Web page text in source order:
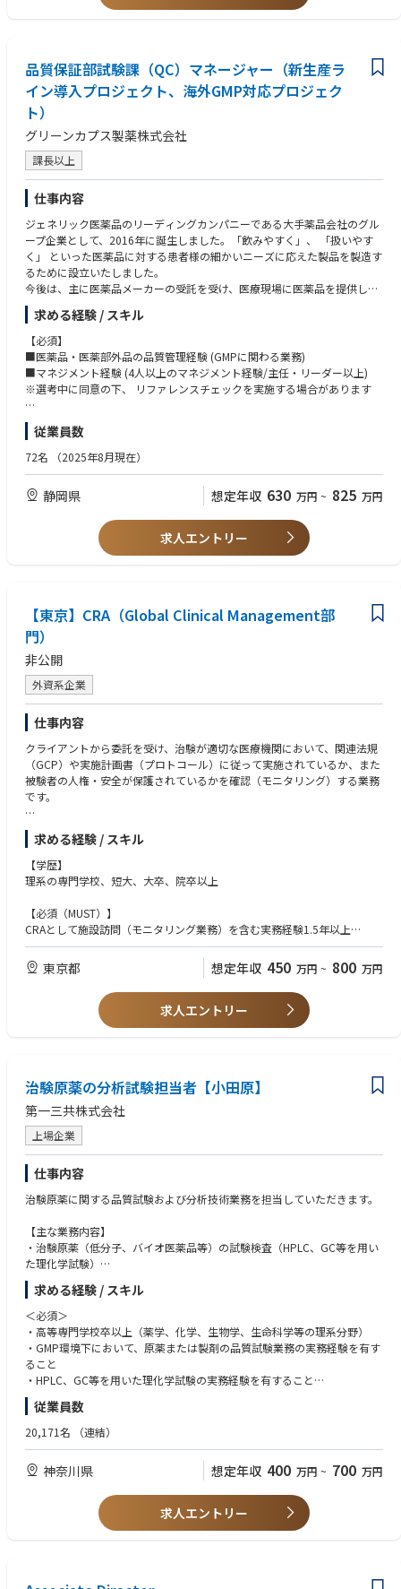
品質保証部試験課（QC）マネージャー（新生産ラ
イン導入プロジェクト、海外GMP対応プロジェク
ト）
グリーンカプス製薬株式会社
課長以上
仕事内容
ジェネリック医薬品のリーディングカンパニーである大手薬品会社のグル
ープ企業として、2016年に誕生しました。「飲みやすく」、 「扱いやす
く」 といった医薬品に対する患者様の細かいニーズに応えた製品を製造す
るために設立いたしました。
今後は、主に医薬品メーカーの受託を受け、医療現場に医薬品を提供して
いきます。
2020年に工場・設備を新設し、「健康経営優良法人(中小規模法人部門)」
認定を受けており、 キャリア構築と長期的に安心して働ける職場環境で
す。
◆業務内容
品質保証部試験課のマネジメントや出荷する製品の品質を保証するための
■生産計画に基づく、 品質管理業務のスケジュール管理・人員管理
■当局や顧客などの社外対応（試験法の移管及び検討業務）
■メンバーの育成指導（正社員7名、契約社員2名、派遣社員4名）
■その他：①〜⑤の試験結果の照査、確認、文書作成、①〜④の適合判定
①製剤出荷試験
③工場環境試験
④試験移管の受け入れ洗浄法バリデーション
【期待すること】
品質保証部試験課の責任者として部署の管理と育成を期待します。 生産計
画に基づくスケジュール管理とメンバー指導。 その他当局などとの社外対
応などマネージャーとして組織を束ねていくことを期待します。
求める経験 / スキル
【必須】
■医薬品・医薬部外品の品質管理経験 (GMPに関わる業務)
■マネジメント経験 (4人以上のマネジメント経験/主任・リーダー以上)
※選考中に同意の下、 リファレンスチェックを実施する場合があります
【歓迎】
■アメリカ（ＦＤＡ）、ＥＵへ医薬品輸出のための監査対応の経験
従業員数
72名 （2025年8月現在）
静岡県 想定年収 630 万円 ~ 825 万円
求人エントリー
【東京】CRA（Global Clinical Management部
門）
非公開
外資系企業
仕事内容
クライアントから委託を受け、治験が適切な医療機関において、関連法規
（GCP）や実施計画書（プロトコール）に従って実施されているか、また
被験者の人権・安全が保護されているかを確認（モニタリング）する業務
です。
治験を実施する医療機関と担当医の選定
各施設における治験手続き業務（初回・変更・終了）全般
エントリー進捗および症例スクリーニング状況の確認等の症例管理
施設からのプロトコールや症例関連の問い合わせ対応、施設のEDC対応補
モニタリングプランに基づいたサイトマネジメントコール治験届出内容
（医師等の異動等）の確認
治験スケジュールや契約内容の確認、医療機関のスタッフへの説明会の実
施
治験の進捗管理： 症例数の進捗管理、症例報告書の回収・点検、症例報告
書と資料との照合
治験薬の交付、供給管理状況の確認、回収
求める経験 / スキル
【学歴】
理系の専門学校、短大、大卒、院卒以上
【必須（MUST）】
CRAとして施設訪問（モニタリング業務）を含む実務経験1.5年以上
企業治験の施設選定から終了手続きまでの一貫したモニタリング経験
グローバル試験の経験
外勤の制限がない方（出張地域や出張頻度に制限がない）
コミニュケーションスキル、ネゴシエーションスキル、コーディネーショ
中枢神経系治験のモニタリング経験
製薬企業でのCRA経験
【求める人物像】
医師のニーズを正確に把握し、タイムリーにチームにfeedbackできる方
素直にfeedbackを受け取れ、成長に向けて主体的に取り組める方
自身や組織の課題を認識し、改善に向けて継続的に努力できる方
東京都 想定年収 450 万円 ~ 800 万円
求人エントリー
治験原薬の分析試験担当者【小田原】
第一三共株式会社
上場企業
仕事内容
治験原薬に関する品質試験および分析技術業務を担当していただきます。
【主な業務内容】
・治験原薬（低分子、バイオ医薬品等）の試験検査（HPLC、GC等を用い
た理化学試験）
・分析法バリデーションおよび分析法技術移転
・安定性試験の実施および評価
・試験記録、報告書、手順書等のGMP文書作成
・試験機器の日常管理および点検
・品質異常や試験トラブル発生時の原因調査
・若手社員への技術指導および教育支援
入社後は、治験原薬の品質試験担当者として分析技術およびGMP運用を習
得いただきます。その後は経験・適性に応じて、
・ラボリーダー
・技術移転担当
て活躍いただくことを期待しています。
求める経験 / スキル
＜必須＞
・高等専門学校卒以上（薬学、化学、生物学、生命科学等の理系分野）
・GMP環境下において、原薬または製剤の品質試験業務の実務経験を有す
ること
・HPLC、GC等を用いた理化学試験の実務経験を有すること
・メカニカルピペットを用いた定量試験経験
＜歓迎＞
・分析技術移転経験
・キャピラリー電気泳動等の使用経験
・バイオ医薬品分析経験
・生物活性試験経験
・英語文献や手順書の読解経験
従業員数
20,171名 （連結）
神奈川県 想定年収 400 万円 ~ 700 万円
求人エントリー